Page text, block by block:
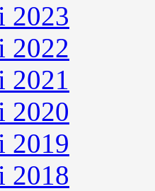
2023
2022
2021
2020
2019
2018